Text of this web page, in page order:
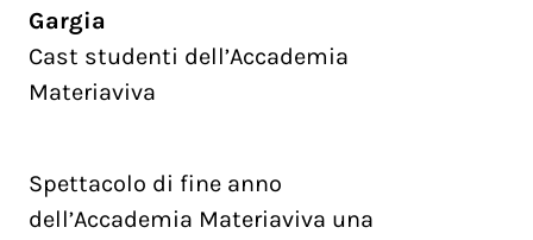
Gargia
Cast studenti dell’Accademia
Materiaviva
Spettacolo di fine anno
dell’Accademia Materiaviva una